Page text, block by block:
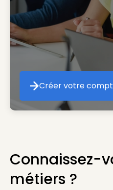
Créer votre
Connaissez-
métiers ?